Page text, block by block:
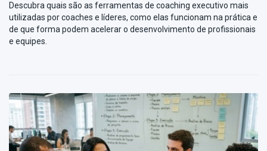
Descubra quais são as ferramentas de coaching executivo mais
utilizadas por coaches e líderes, como elas funcionam na prática e
de que forma podem acelerar o desenvolvimento de profissionais
e equipes.